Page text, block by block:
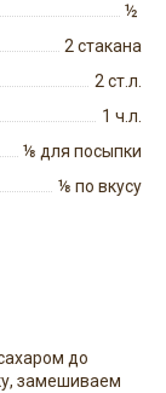
½
2стакана
2ст.л.
1 ч.л.
⅛ для посыпки
⅛ по вкусу
до
замешиваем